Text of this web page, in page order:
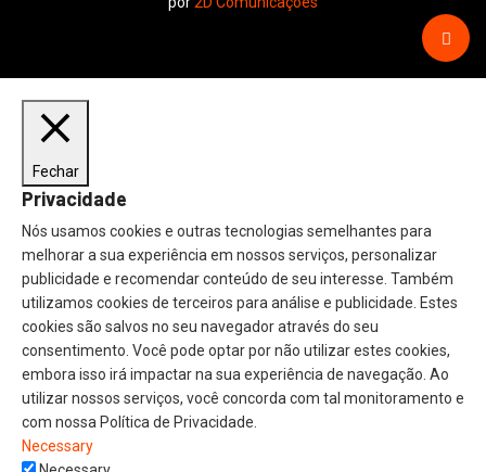
Fechar
Privacidade
Nós usamos cookies e outras tecnologias semelhantes para
melhorar a sua experiência em nossos serviços, personalizar
publicidade e recomendar conteúdo de seu interesse. Também
utilizamos cookies de terceiros para análise e publicidade. Estes
cookies são salvos no seu navegador através do seu
consentimento. Você pode optar por não utilizar estes cookies,
embora isso irá impactar na sua experiência de navegação. Ao
utilizar nossos serviços, você concorda com tal monitoramento e
com nossa Política de Privacidade.
Necessary